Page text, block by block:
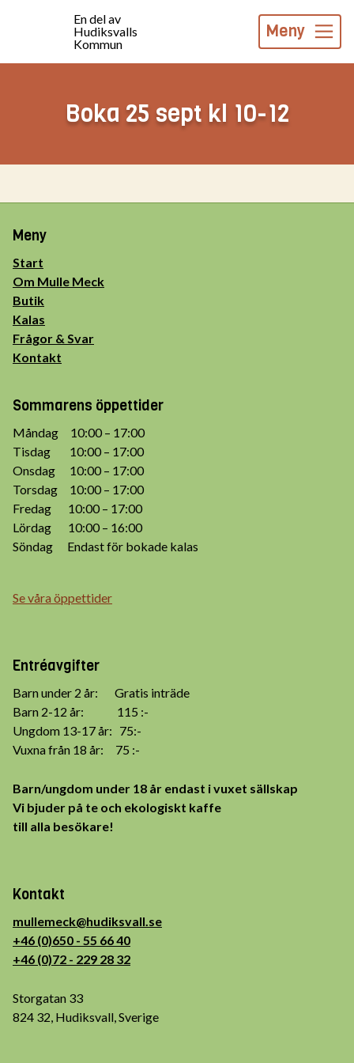
En del av
Hudiksvalls
Kommun
Meny
Boka 25 sept kl 10-12
Meny
Start
Om Mulle Meck
Butik
Kalas
Frågor & Svar
Kontakt
Sommarens öppettider
Måndag 10:00 – 17:00
Tisdag 10:00 – 17:00
Onsdag 10:00 – 17:00
Torsdag 10:00 – 17:00
Fredag 10:00 – 17:00
Lördag 10:00 – 16:00
Söndag Endast för bokade kalas
Se våra öppettider
Entréavgifter
Barn under 2 år: Gratis inträde
Barn 2-12 år: 115 :-
Ungdom 13-17 år: 75:-
Vuxna från 18 år: 75 :-
Barn/ungdom under 18 år endast i vuxet sällskap
Vi bjuder på te och ekologiskt kaffe
till alla besökare!
Kontakt
mullemeck@hudiksvall.se
+46 (0)650 - 55 66 40
+46 (0)72 - 229 28 32
Storgatan 33
824 32, Hudiksvall, Sverige